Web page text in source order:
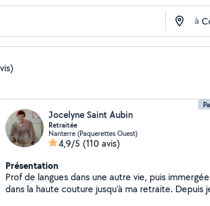
à
Jocelyne Saint Aubin
Retraitée
Nanterre (Paquerettes Ouest)
4,9/5 (110 avis)
Présentation
Prof de langues dans une autre vie, puis immergée
dans la haute couture jusqu'à ma retraite. Depuis